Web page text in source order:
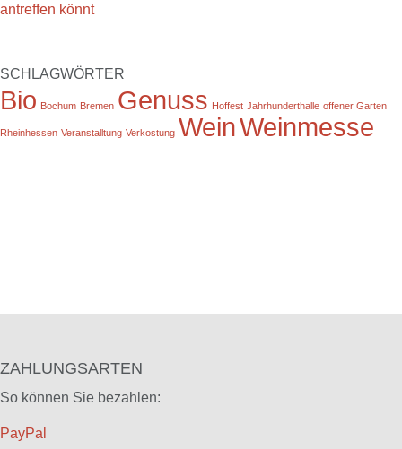
antreffen könnt
SCHLAGWÖRTER
Bio Bochum Bremen Genuss Hoffest Jahrhunderthalle offener Garten
Rheinhessen Veranstalltung Verkostung WeinWeinmesse
ZAHLUNGSARTEN
So können Sie bezahlen:
PayPal